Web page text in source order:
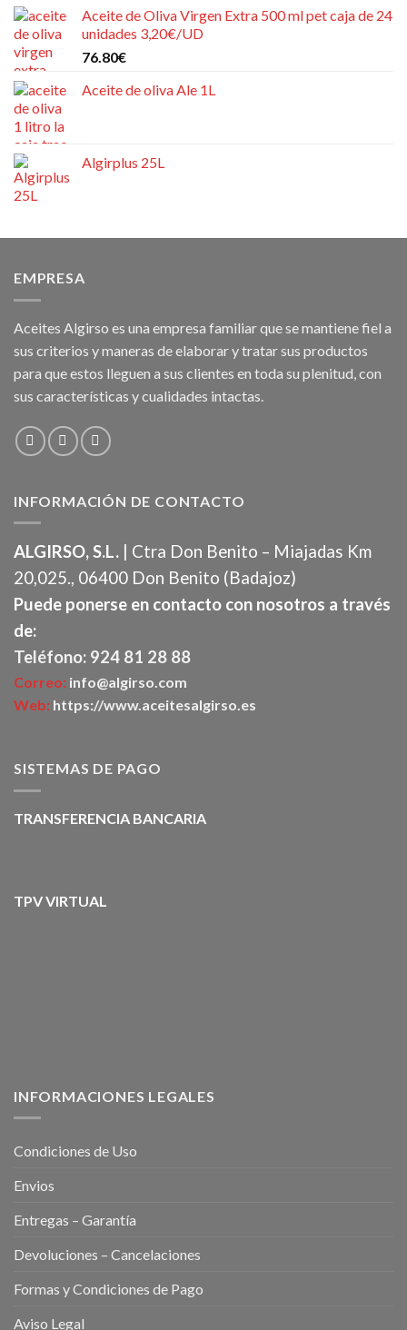
Aceite de Oliva Virgen Extra 500 ml pet caja de 24
unidades 3,20€/UD
76.80€
Aceite de oliva Ale 1L
Algirplus 25L
EMPRESA
Aceites Algirso es una empresa familiar que se mantiene fiel a
sus criterios y maneras de elaborar y tratar sus productos
para que estos lleguen a sus clientes en toda su plenitud, con
sus características y cualidades intactas.
INFORMACIÓN DE CONTACTO
ALGIRSO, S.L. | Ctra Don Benito – Miajadas Km
20,025., 06400 Don Benito (Badajoz)
Puede ponerse en contacto con nosotros a través
de:
Teléfono: 924 81 28 88
Correo: info@algirso.com
Web: https://www.aceitesalgirso.es
SISTEMAS DE PAGO
TRANSFERENCIA BANCARIA
TPV VIRTUAL
INFORMACIONES LEGALES
Condiciones de Uso
Envios
Entregas – Garantía
Devoluciones – Cancelaciones
Formas y Condiciones de Pago
Aviso Legal